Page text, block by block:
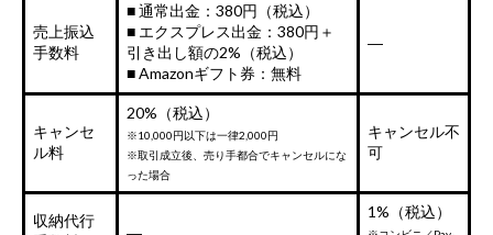
売上振込
手数料
■ 通常出金：380円（税込）
■ エクスプレス出金：380円＋
引き出し額の2%（税込）
■ Amazonギフト券：無料
―
キャンセ
ル料
20%（税込）
※10,000円以下は一律2,000円
※取引成立後、売り手都合でキャンセルにな
った場合
キャンセル不
可
収納代行
1%（税込）